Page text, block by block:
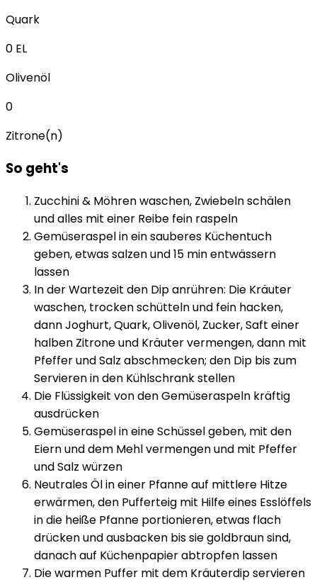
Quark
0 EL
Olivenöl
0
Zitrone(n)
So geht's
Zucchini & Möhren waschen, Zwiebeln schälen
und alles mit einer Reibe fein raspeln
Gemüseraspel in ein sauberes Küchentuch
geben, etwas salzen und 15 min entwässern
lassen
In der Wartezeit den Dip anrühren: Die Kräuter
waschen, trocken schütteln und fein hacken,
dann Joghurt, Quark, Olivenöl, Zucker, Saft einer
halben Zitrone und Kräuter vermengen, dann mit
Pfeffer und Salz abschmecken; den Dip bis zum
Servieren in den Kühlschrank stellen
Die Flüssigkeit von den Gemüseraspeln kräftig
ausdrücken
Gemüseraspel in eine Schüssel geben, mit den
Eiern und dem Mehl vermengen und mit Pfeffer
und Salz würzen
Neutrales Öl in einer Pfanne auf mittlere Hitze
erwärmen, den Pufferteig mit Hilfe eines Esslöffels
in die heiße Pfanne portionieren, etwas flach
drücken und ausbacken bis sie goldbraun sind,
danach auf Küchenpapier abtropfen lassen
Die warmen Puffer mit dem Kräuterdip servieren